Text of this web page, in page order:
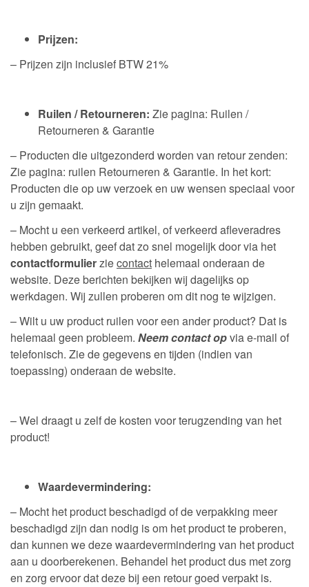
Prijzen:
– Prijzen zijn inclusief BTW 21%
Ruilen / Retourneren: Zie pagina: Ruilen /
Retourneren & Garantie
– Producten die uitgezonderd worden van retour zenden:
Zie pagina: ruilen Retourneren & Garantie. In het kort:
Producten die op uw verzoek en uw wensen speciaal voor
u zijn gemaakt.
– Mocht u een verkeerd artikel, of verkeerd afleveradres
hebben gebruikt, geef dat zo snel mogelijk door via het
contactformulierziecontact helemaal onderaan de
website. Deze berichten bekijken wij dagelijks op
werkdagen. Wij zullen proberen om dit nog te wijzigen.
– Wilt u uw product ruilen voor een ander product? Dat is
helemaal geen probleem. Neem contact opvia e-mail of
telefonisch. Zie de gegevens en tijden (indien van
toepassing) onderaan de website.
– Wel draagt u zelf de kosten voor terugzending van het
product!
Waardevermindering:
– Mocht het product beschadigd of de verpakking meer
beschadigd zijn dan nodig is om het product te proberen,
dan kunnen we deze waardevermindering van het product
aan u doorberekenen. Behandel het product dus met zorg
en zorg ervoor dat deze bij een retour goed verpakt is.